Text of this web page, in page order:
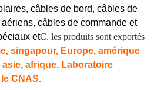
câbles de bord, câbles de
câbles de commande et
etC. les produits sont exportés
singapour, Europe, amérique
afrique. Laboratoire
CNAS.